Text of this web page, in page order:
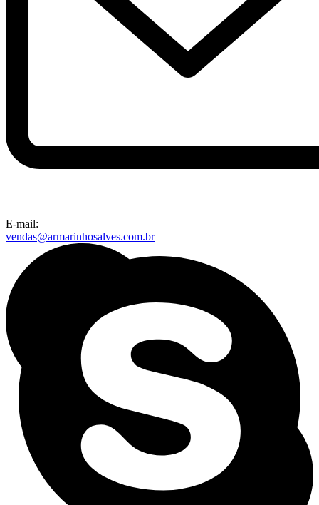
E-mail:
vendas@armarinhosalves.com.br